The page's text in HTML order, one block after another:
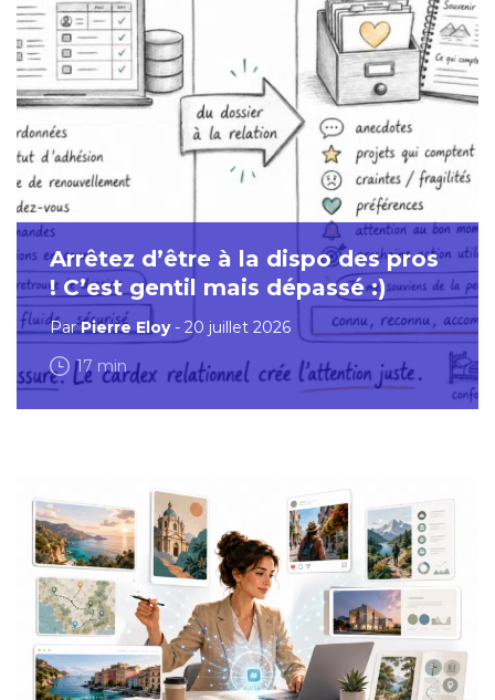
Arrêtez d’être à la dispo des pros
! C’est gentil mais dépassé :)
ParPierre Eloy- 20 juillet 2026
17 min